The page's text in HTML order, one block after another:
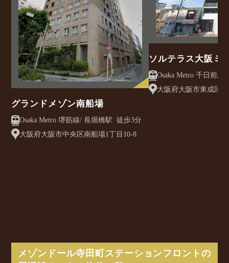
グランドメゾン南船場
Osaka Metro 堺筋線/ 長堀橋駅 徒歩3分
大阪府大阪市中央区南船場1丁目10-8
ソルテラス大阪ミ
クレアスト
大阪府大阪市東成区
メゾンドール寺田町ステーションフロントの